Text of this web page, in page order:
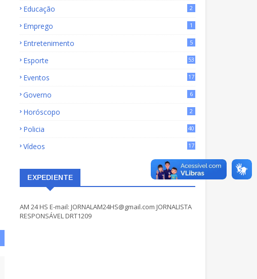
Educação 2
Emprego 1
Entretenimento 5
Esporte 53
Eventos 17
Governo 6
Horóscopo 2
Policia 40
Vídeos 17
EXPEDIENTE
AM 24 HS E-mail: JORNALAM24HS@gmail.com JORNALISTA
RESPONSÁVEL DRT1209